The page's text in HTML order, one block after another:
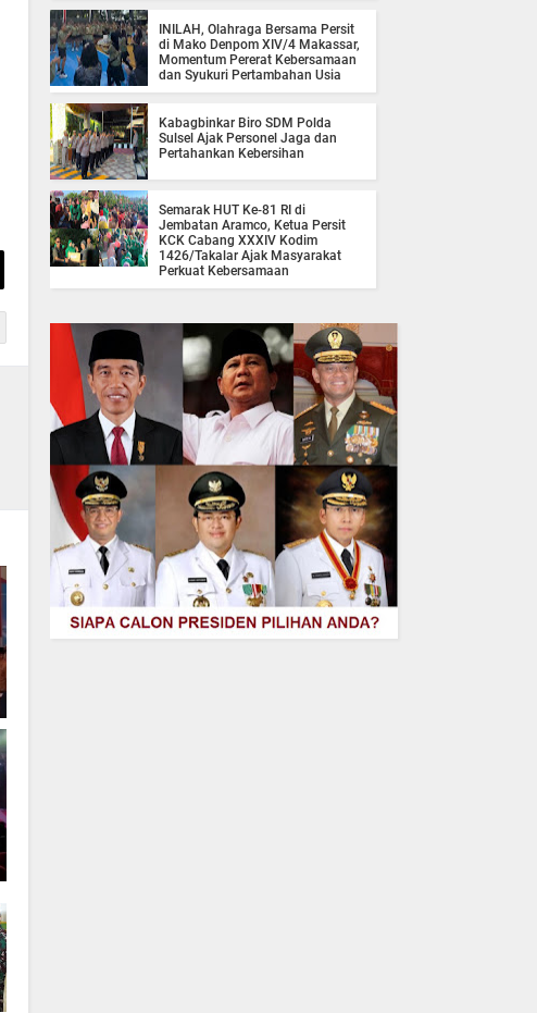
INILAH, Olahraga Bersama Persit
di Mako Denpom XIV/4 Makassar,
Momentum Pererat Kebersamaan
dan Syukuri Pertambahan Usia
Kabagbinkar Biro SDM Polda
Sulsel Ajak Personel Jaga dan
Pertahankan Kebersihan
Semarak HUT Ke-81 RI di
Jembatan Aramco, Ketua Persit
KCK Cabang XXXIV Kodim
1426/Takalar Ajak Masyarakat
Perkuat Kebersamaan